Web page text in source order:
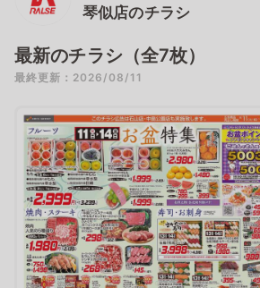
琴似店のチラシ
最新のチラシ（全7枚）
最終更新：2026/08/11